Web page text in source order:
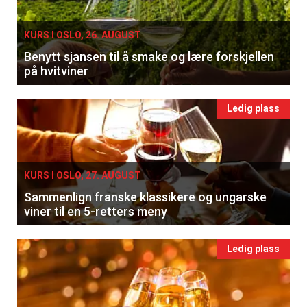
KURS I OSLO, 26. AUGUST
Benytt sjansen til å smake og lære forskjellen
på hvitviner
Ledig plass
KURS I OSLO, 27. AUGUST
Sammenlign franske klassikere og ungarske
viner til en 5-retters meny
Ledig plass